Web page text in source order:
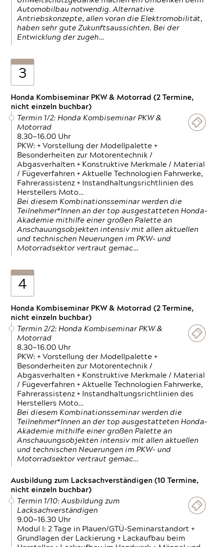
Automobilbau notwendig. Alternative
Antriebskonzepte, allen voran die Elektromobilität,
haben sehr gute Zukunftsaussichten. Bei der
Entwicklung der zugeh…
3
Honda Kombiseminar PKW & Motorrad (2 Termine,
nicht einzeln buchbar)
Termin 1/2: Honda Kombiseminar PKW &
Motorrad
8.30—16.00 Uhr
PKW: + Vorstellung der Modellpalette +
Besonderheiten zur Motorentechnik /
Abgasverhalten + Konstruktive Merkmale / Material
/ Fügeverfahren + Aktuelle Technologien Fahrwerke,
Fahrerassistenz + Instandhaltungsrichtlinien des
Herstellers Moto…
Bei diesem Kombinationsseminar werden die
Teilnehmer*Innen an der top ausgestatteten Honda-
Akademie mithilfe einer großen Palette an
Anschauungsobjekten intensiv mit allen aktuellen
und technischen Neuerungen im PKW- und
Motorradsektor vertraut gemac…
4
Honda Kombiseminar PKW & Motorrad (2 Termine,
nicht einzeln buchbar)
Termin 2/2: Honda Kombiseminar PKW &
Motorrad
8.30—16.00 Uhr
PKW: + Vorstellung der Modellpalette +
Besonderheiten zur Motorentechnik /
Abgasverhalten + Konstruktive Merkmale / Material
/ Fügeverfahren + Aktuelle Technologien Fahrwerke,
Fahrerassistenz + Instandhaltungsrichtlinien des
Herstellers Moto…
Bei diesem Kombinationsseminar werden die
Teilnehmer*Innen an der top ausgestatteten Honda-
Akademie mithilfe einer großen Palette an
Anschauungsobjekten intensiv mit allen aktuellen
und technischen Neuerungen im PKW- und
Motorradsektor vertraut gemac…
Ausbildung zum Lacksachverständigen (10 Termine,
nicht einzeln buchbar)
Termin 1/10: Ausbildung zum
Lacksachverständigen
9.00—16.30 Uhr
Modul I: 2 Tage in Plauen/GTÜ-Seminarstandort +
Grundlagen der Lackierung + Lackaufbau beim